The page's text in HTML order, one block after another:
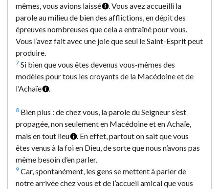
mêmes, vous avions laissé
. Vous avez accueilli la
parole au milieu de bien des afflictions, en dépit des
épreuves nombreuses que cela a entraîné pour vous.
Vous l’avez fait avec une joie que seul le Saint-Esprit peut
produire.
7 Si bien que vous êtes devenus vous-mêmes des
modèles pour tous les croyants de la Macédoine et de
l’Achaïe
.
8 Bien plus : de chez vous, la parole du Seigneur s’est
propagée, non seulement en Macédoine et en Achaïe,
mais en tout lieu
. En effet, partout on sait que vous
êtes venus à la foi en Dieu, de sorte que nous n’avons pas
même besoin d’en parler.
9 Car, spontanément, les gens se mettent à parler de
notre arrivée chez vous et de l’accueil amical que vous